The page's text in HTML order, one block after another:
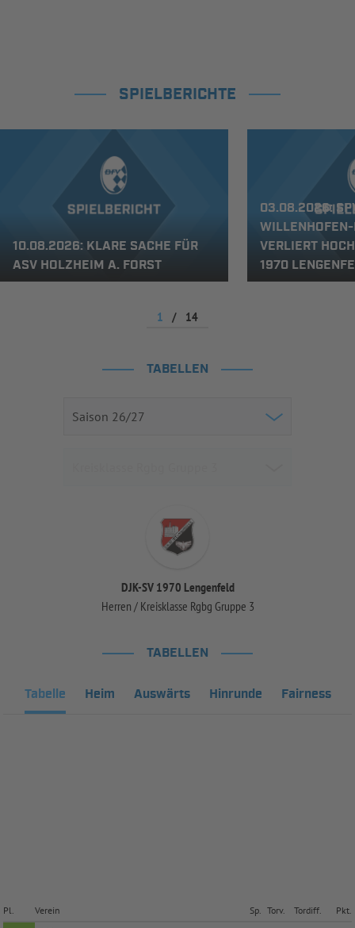
SPIELBERICHTE
10.08.2026: KLARE SACHE FÜR
ASV HOLZHEIM A. FORST
03.08.2026:
VERLIERT
1970
1 / 14
TABELLEN
DJK-SV 1970 Lengenfeld
Herren / Kreisklasse Rgbg Gruppe 3
TABELLEN
Tabelle Heim Auswärts Hinrunde Fairness
Pl. Verein Sp. Torv. Tordiff. Pkt.